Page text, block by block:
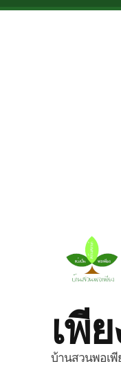
Skip to main content
เพี
บ้านสวนพอเพี